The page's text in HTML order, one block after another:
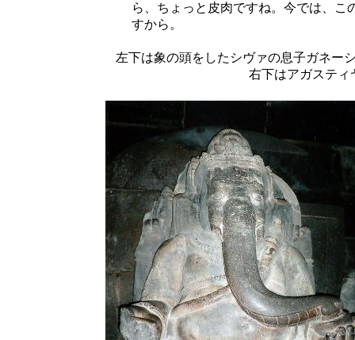
ら、ちょっと皮肉ですね。今では、
すから。
左下は象の頭をしたシヴァの息子ガネー
右下はアガスティ